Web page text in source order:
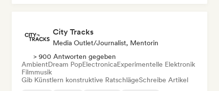
City Tracks
Media Outlet/Journalist, Mentorin
> 900 Antworten gegeben
AmbientDream PopElectronicaExperimentelle Elektronik
Filmmusik
Gib Künstlern konstruktive RatschlägeSchreibe Artikel